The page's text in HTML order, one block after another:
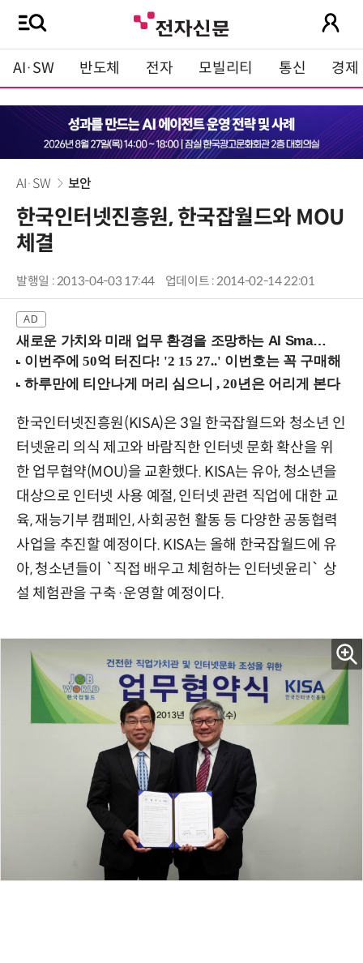
AI·SW 반도체 전자 모빌리티 통신 경제
AI·SW 보안
한국인터넷진흥원, 한국잡월드와 MOU
체결
발행일 : 2013-04-03 17:44 업데이트 : 2014-02-14 22:01
새로운 가치와 미래 업무 환경을 조망하는 AI Smart Work Summit 2026 (9/11 코엑스)
한국인터넷진흥원(KISA)은 3일 한국잡월드와 청소년 인
터넷윤리 의식 제고와 바람직한 인터넷 문화 확산을 위
한 업무협약(MOU)을 교환했다. KISA는 유아, 청소년을
대상으로 인터넷 사용 예절, 인터넷 관련 직업에 대한 교
육, 재능기부 캠페인, 사회공헌 활동 등 다양한 공동협력
사업을 추진할 예정이다. KISA는 올해 한국잡월드에 유
아, 청소년들이 `직접 배우고 체험하는 인터넷윤리` 상
설 체험관을 구축·운영할 예정이다.